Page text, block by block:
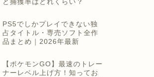
と捕獲率はどれくらい？
PS5でしかプレイできない独
占タイトル・専売ソフト全作
品まとめ｜2026年最新
【ポケモンGO】最速のトレー
ナーレベル上げ方！知ってお